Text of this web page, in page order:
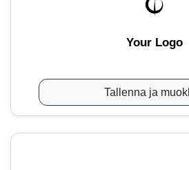
Your Logo
Tallenna ja